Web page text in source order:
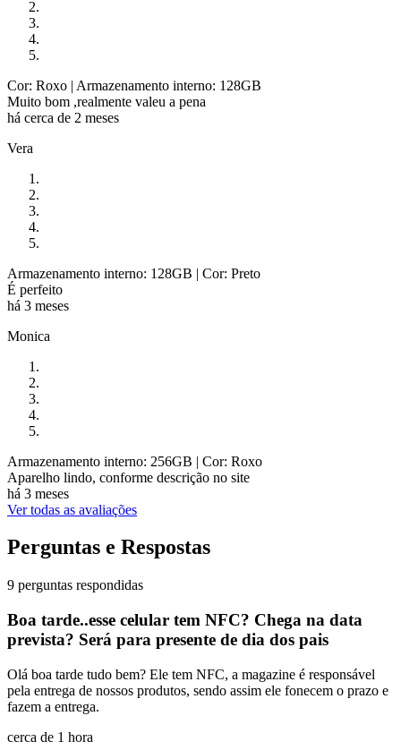
Cor: Roxo | Armazenamento interno: 128GB
Muito bom ,realmente valeu a pena
há cerca de 2 meses
Vera
Armazenamento interno: 128GB | Cor: Preto
É perfeito
há 3 meses
Monica
Armazenamento interno: 256GB | Cor: Roxo
Aparelho lindo, conforme descrição no site
há 3 meses
Ver todas as avaliações
Perguntas e Respostas
9 perguntas respondidas
Boa tarde..esse celular tem NFC? Chega na data
prevista? Será para presente de dia dos pais
Olá boa tarde tudo bem? Ele tem NFC, a magazine é responsável
pela entrega de nossos produtos, sendo assim ele fonecem o prazo e
fazem a entrega.
cerca de 1 hora